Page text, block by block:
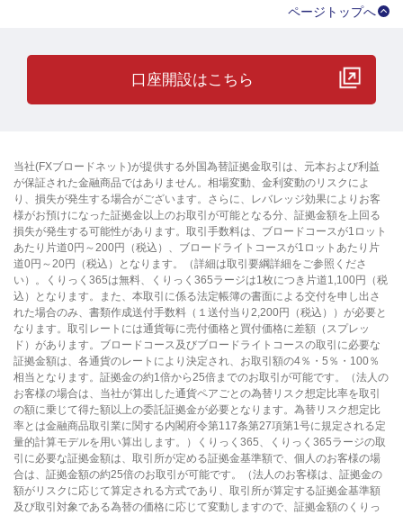
ページトップへ
口座開設はこちら
当社(FXブロードネット)が提供する外国為替証拠金取引は、元本および利益
が保証された金融商品ではありません。相場変動、金利変動のリスクによ
り、損失が発生する場合がございます。さらに、レバレッジ効果によりお客
様がお預けになった証拠金以上のお取引が可能となる分、証拠金額を上回る
損失が発生する可能性があります。取引手数料は、ブロードコースが1ロット
あたり片道0円～200円（税込）、ブロードライトコースが1ロットあたり片
道0円～20円（税込）となります。（詳細は取引要綱詳細をご参照くださ
い）。くりっく365は無料、くりっく365ラージは1枚につき片道1,100円（税
込）となります。また、本取引に係る法定帳簿の書面による交付を申し出さ
れた場合のみ、書類作成送付手数料（１送付当り2,200円（税込））が必要と
なります。取引レートには通貨毎に売付価格と買付価格に差額（スプレッ
ド）があります。ブロードコース及びブロードライトコースの取引に必要な
証拠金額は、各通貨のレートにより決定され、お取引額の4％・5％・100％
相当となります。証拠金の約1倍から25倍までのお取引が可能です。（法人の
お客様の場合は、当社が算出した通貨ペアごとの為替リスク想定比率を取引
の額に乗じて得た額以上の委託証拠金が必要となります。為替リスク想定比
率とは金融商品取引業に関する内閣府令第117条第27項第1号に規定される定
量的計算モデルを用い算出します。）くりっく365、くりっく365ラージの取
引に必要な証拠金額は、取引所が定める証拠金基準額で、個人のお客様の場
合は、証拠金額の約25倍のお取引が可能です。（法人のお客様は、証拠金の
額がリスクに応じて算定される方式であり、取引所が算定する証拠金基準額
及び取引対象である為替の価格に応じて変動しますので、証拠金額のくりっ